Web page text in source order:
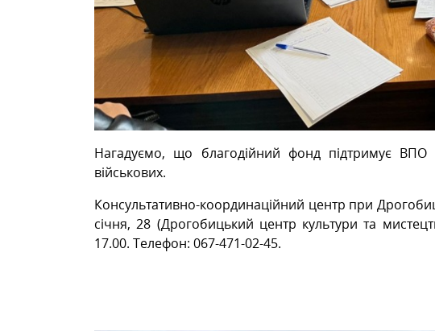
Нагадуємо, що благодійний фонд підтримує
військових.
Консультативно-координаційний центр при
січня, 28 (Дрогобицький центр культури та
17.00. Телефон: 067-471-02-45.